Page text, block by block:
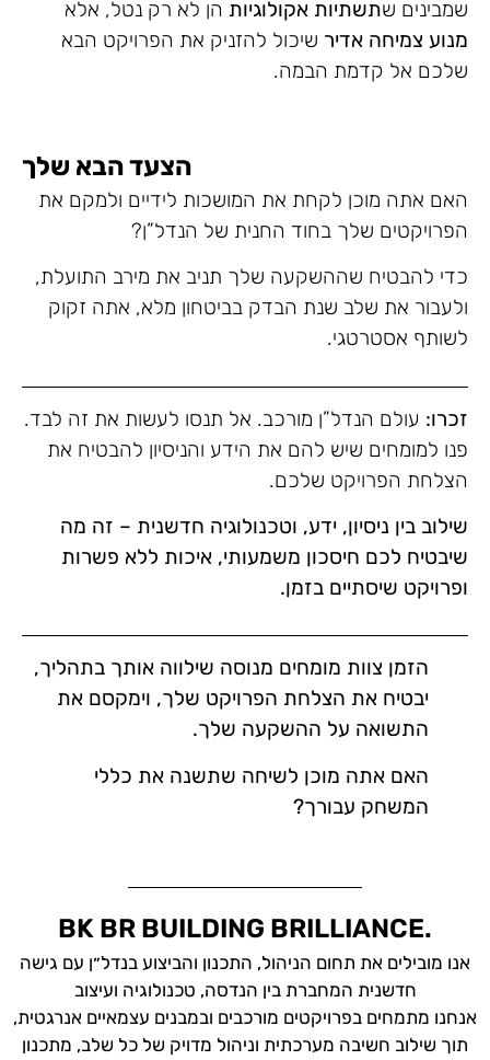
שמבינים שתשתיות אקולוגיות הן לא רק נטל, אלא
מנוע צמיחה אדיר שיכול להזניק את הפרויקט הבא
שלכם אל קדמת הבמה.
הצעד הבא שלך
האם אתה מוכן לקחת את המושכות לידיים ולמקם את
הפרויקטים שלך בחוד החנית של הנדל”ן?
כדי להבטיח שההשקעה שלך תניב את מירב התועלת,
ולעבור את שלב שנת הבדק בביטחון מלא, אתה זקוק
לשותף אסטרטגי.
זכרו: עולם הנדל”ן מורכב. אל תנסו לעשות את זה לבד.
פנו למומחים שיש להם את הידע והניסיון להבטיח את
הצלחת הפרויקט שלכם.
שילוב בין ניסיון, ידע, וטכנולוגיה חדשנית – זה מה
שיבטיח לכם חיסכון משמעותי, איכות ללא פשרות
ופרויקט שיסתיים בזמן.
הזמן צוות מומחים מנוסה שילווה אותך בתהליך,
יבטיח את הצלחת הפרויקט שלך, וימקסם את
התשואה על ההשקעה שלך.
האם אתה מוכן לשיחה שתשנה את כללי
המשחק עבורך?
BK BR BUILDING BRILLIANCE.
אנו מובילים את תחום הניהול, התכנון והביצוע בנדל״ן עם גישה
חדשנית המחברת בין הנדסה, טכנולוגיה ועיצוב
אנחנו מתמחים בפרויקטים מורכבים ובמבנים עצמאיים אנרגטית,
תוך שילוב חשיבה מערכתית וניהול מדויק של כל שלב, מתכנון